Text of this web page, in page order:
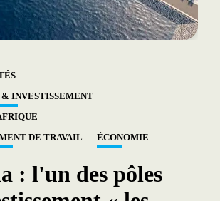
INVESTISSEMENT
DE TRAVAIL ÉCONOMIE
: l'un des pôles